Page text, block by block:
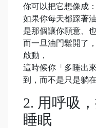
你可以把它想像成：
如果你每天都踩著
是那個讓你願意、
而一旦油門鬆開了
啟動，
這時候你「多睡出
到，而不是只是躺
2. 用呼吸
睡眠